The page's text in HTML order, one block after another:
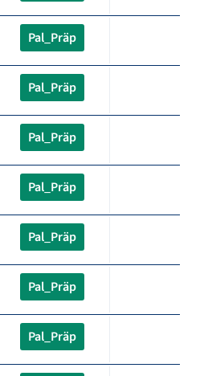
Pal_Präp
Pal_Präp
Pal_Präp
Pal_Präp
Pal_Präp
Pal_Präp
Pal_Präp